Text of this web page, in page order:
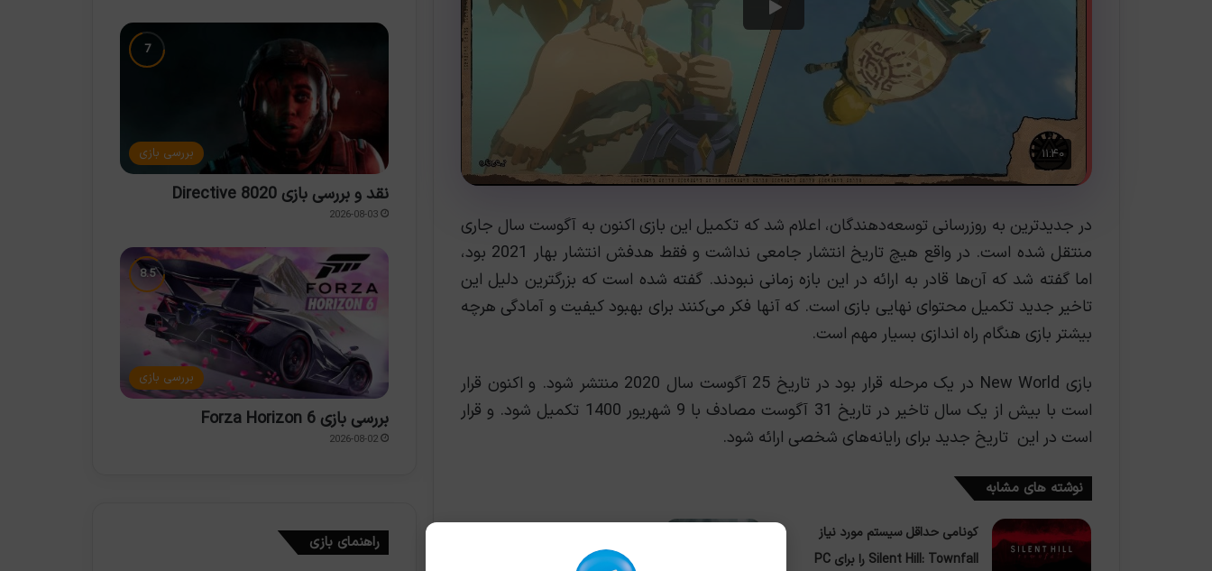
در جدیدترین به روزرسانی توسعه‌دهندگان، اعلام شد که تکمیل این بازی اکنون به آگوست سال جاری
منتقل شده است. در واقع هیچ تاریخ انتشار جامعی نداشت و فقط هدفش انتشار بهار 2021 بود‌،
اما گفته شد که آن‌ها قادر به ارائه در این بازه زمانی نبودند. گفته شده است که بزرگترین دلیل این
تاخیر جدید تکمیل محتوای نهایی بازی است. که آنها فکر می‌کنند برای بهبود کیفیت و آمادگی هرچه
بیشتر بازی هنگام راه اندازی بسیار مهم است.
بازی New World در یک مرحله قرار بود در تاریخ 25 آگوست سال 2020 منتشر شود. و اکنون قرار
است با بیش از یک سال تاخیر در تاریخ 31 آگوست مصادف با 9 شهریور 1400 تکمیل شود. و قرار
است در این تاریخ جدید برای رایانه‌های شخصی ارائه شود.
نوشته های مشابه
کونامی حداقل سیستم مورد نیاز
Silent Hill: Townfall را برای PC
۲۰۲۶)
بررسی بازی
نقد و بررسی بازی Directive 8020
2026-08-03
بررسی بازی
بررسی بازی Forza Horizon 6
2026-08-02
راهنمای بازی